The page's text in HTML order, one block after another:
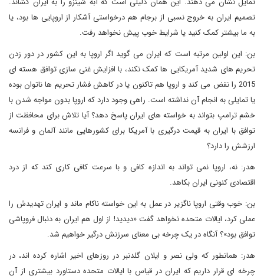
تصمیم ایران به خروج نسبی از برجام هم درخواستی آشکار از اروپایی ها بود، یا
به ما بیشتر کمک کنید یا شرایط خوب پیش نخواهد رفت.
بن: این اولین مرتبه است که ایران می گوید اگر اروپا به این کشور در دور زدن
تحریم های شدید آمریکایی ها کمک نکند، با افزایش غنی سازی توافق هسته ای
2015 را نقض می کند و اروپا هم تاکنون یا در کاهش فشار تحریم ها ناتوان بوده
یا تمایلی به انجام آن نداشته است. راهی وجود دارد که اروپا بدون مواجه شدن با
خشم ترامپ بتواند به خواسته های ایران پاسخ دهد؟ آیا تلاش برای محافظت از
توافق با ایران به قیمت درگیری با آمریکا برای کشورهایی مانند آلمان و فرانسه
ارزشش را دارد؟
هدر: نه، اروپا نمی تواند به اندازه کافی و با سرعت کافی کاری کند که از درد
اقتصادی کنونی ایران بکاهد.
بن: خوب وقتی اروپا ناگزیر در عمل به این خواسته ناکام ماند و ایران تهدیدش را
عملی کرد، ایالات متحده نخواهد گفت «دیدید! از اول هم ایران به دنبال فروپاشی
توافق بود»؟ آنگاه در یک چرخه بی معنای سرزنش درگیر خواهیم شد.
هدر: همانطور که ولی نصر و ایلان گلدنبر در روزهای اخیر اشاره کرده اند، در
چرخه ای قرار داریم که ایران در قیاس با ایالات متحده دستاورد بیشتری از آن